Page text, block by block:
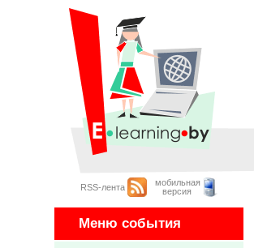
RSS-лента
мобильная
версия
Меню события